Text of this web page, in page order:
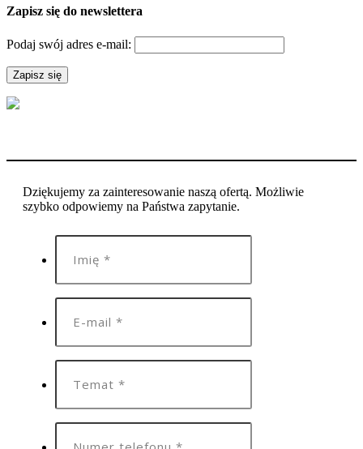
Zapisz się do newslettera
Podaj swój adres e-mail:
Dziękujemy za zainteresowanie naszą ofertą. Możliwie
szybko odpowiemy na Państwa zapytanie.